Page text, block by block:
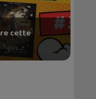
cette